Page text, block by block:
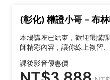
(彰化) 權證小哥－布
本場講座已結束，歡迎選購
師精彩內容，讓你線上複習
課後影音優惠價